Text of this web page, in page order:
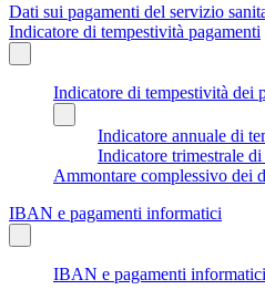
Dati sui pagamenti del servizio
Indicatore di tempestività pagamenti
Indicatore di tempestività dei
Indicatore annuale di
Indicatore trimestrale
Ammontare complessivo dei
IBAN e pagamenti informatici
IBAN e pagamenti informatici